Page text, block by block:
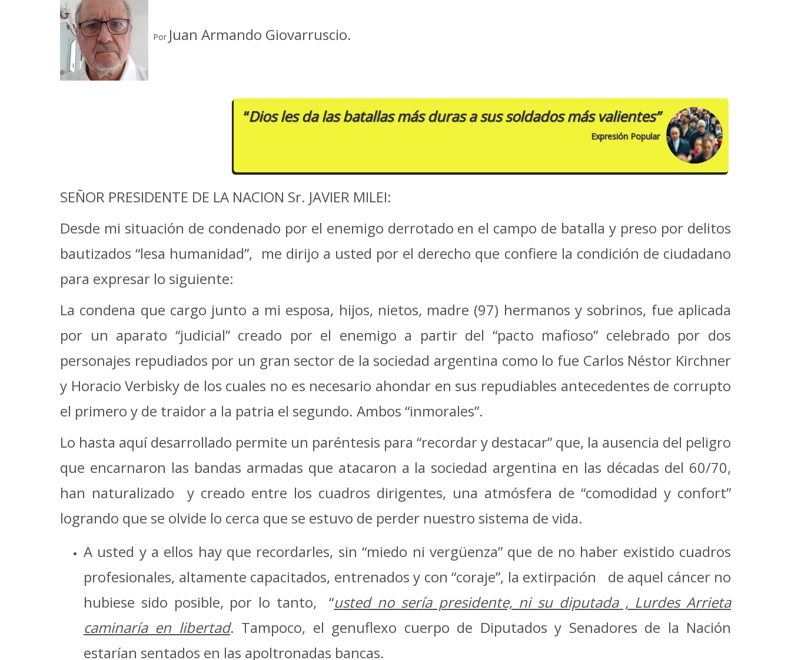
Por Juan Armando Giovarruscio.
“Dios les da las batallas más duras a sus soldados más valientes”
Expresión Popular
SEÑOR PRESIDENTE DE LA NACION Sr. JAVIER MILEI:
Desde mi situación de condenado por el enemigo derrotado en el campo de batalla y preso por delitos
bautizados “lesa humanidad”, me dirijo a usted por el derecho que confiere la condición de ciudadano
para expresar lo siguiente:
La condena que cargo junto a mi esposa, hijos, nietos, madre (97) hermanos y sobrinos, fue aplicada
por un aparato “judicial” creado por el enemigo a partir del “pacto mafioso” celebrado por dos
personajes repudiados por un gran sector de la sociedad argentina como lo fue Carlos Néstor Kirchner
y Horacio Verbisky de los cuales no es necesario ahondar en sus repudiables antecedentes de corrupto
el primero y de traidor a la patria el segundo. Ambos “inmorales”.
Lo hasta aquí desarrollado permite un paréntesis para “recordar y destacar” que, la ausencia del peligro
que encarnaron las bandas armadas que atacaron a la sociedad argentina en las décadas del 60/70,
han naturalizado y creado entre los cuadros dirigentes, una atmósfera de “comodidad y confort”
logrando que se olvide lo cerca que se estuvo de perder nuestro sistema de vida.
A usted y a ellos hay que recordarles, sin “miedo ni vergüenza” que de no haber existido cuadros
profesionales, altamente capacitados, entrenados y con “coraje”, la extirpación de aquel cáncer no
hubiese sido posible, por lo tanto, “usted no sería presidente, ni su diputada , Lurdes Arrieta
caminaría en libertad. Tampoco, el genuflexo cuerpo de Diputados y Senadores de la Nación
estarían sentados en las apoltronadas bancas.